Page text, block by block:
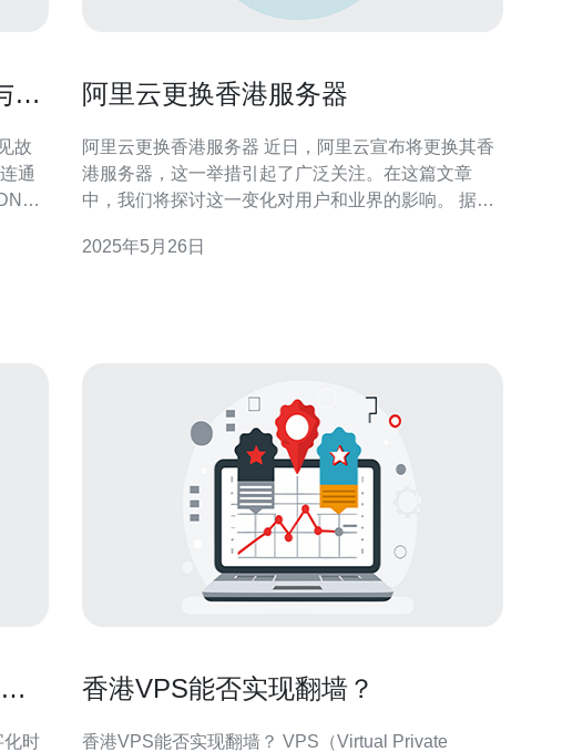
工
故
通
与
稳
阿里云更换香港服务器
阿里云更换香港服务器 近日，阿里云宣布将更换其香
港服务器，这一举措引起了广泛关注。在这篇文章
中，我们将探讨这一变化对用户和业界的影响。 据阿
性能和稳定性。随着云计算技术的不断发展，服务器
2025年5月26日
香港VPS能否实现翻墙？
香港VPS能否实现翻墙？ VPS（Virtual Private